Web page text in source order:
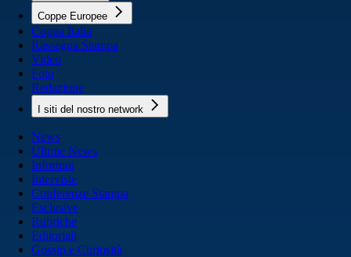
Coppe Europee
Coppa Italia
Rassegna Stampa
Video
Foto
Redazione
I siti del nostro network
News
Ultime News
Infortuni
Interviste
Conferenze Stampa
Esclusive
Rubriche
Editoriali
Gossip e Curiosità